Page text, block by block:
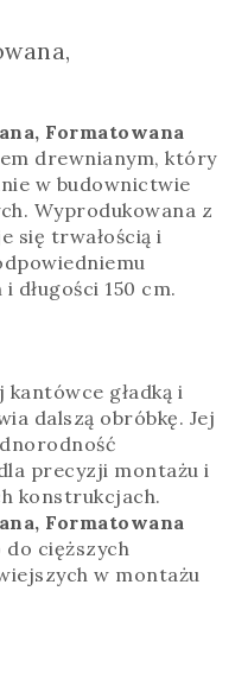
Formatowana
drewnianym, który
w budownictwie
Wyprodukowana z
się trwałością i
150 cm.
gładką i
dalszą obróbkę. Jej
precyzji montażu i
konstrukcjach.
Formatowana
do cięższych
w montażu